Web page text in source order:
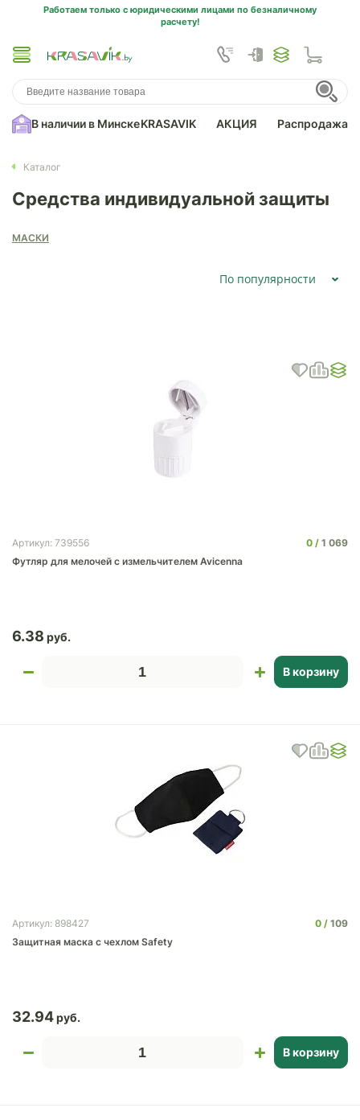
Работаем только с юридическими лицами по безналичному
расчету!
В наличии в МинскеKRASAVIK АКЦИЯ Распродажа
Каталог
Средства индивидуальной защиты
МАСКИ
По популярности
Артикул: 739556 0
1 069
Футляр для мелочей с измельчителем Avicenna
6.38
В корзину
Артикул: 898427 0
109
Защитная маска с чехлом Safety
32.94
В корзину